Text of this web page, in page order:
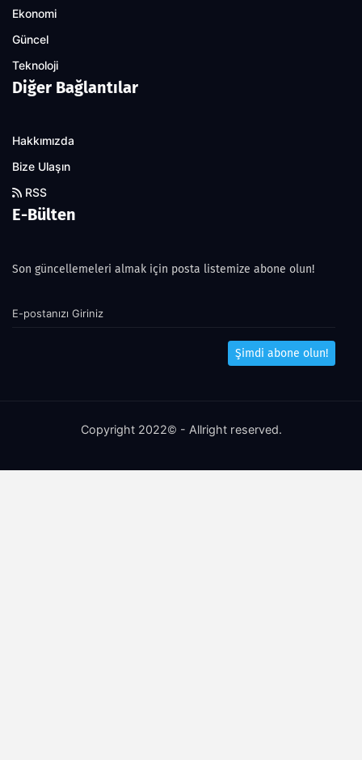
Ekonomi
Güncel
Teknoloji
Diğer Bağlantılar
Hakkımızda
Bize Ulaşın
RSS
E-Bülten
Son güncellemeleri almak için posta listemize abone olun!
Şimdi abone olun!
Copyright 2022© - Allright reserved.